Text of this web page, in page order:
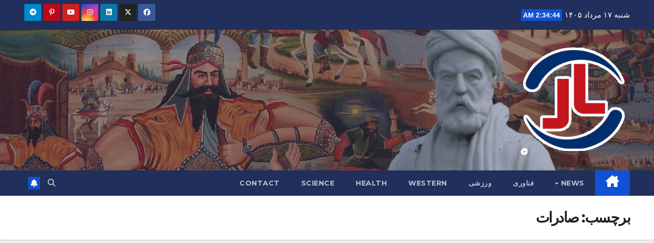
content
شنبه ۱۷ مرداد ۱۴۰۵ 2:34:45 AM
NEWS فناوری ورزشی WESTERN
HEALTH
SCIENCE
CONTACT
برچسب:صادرات